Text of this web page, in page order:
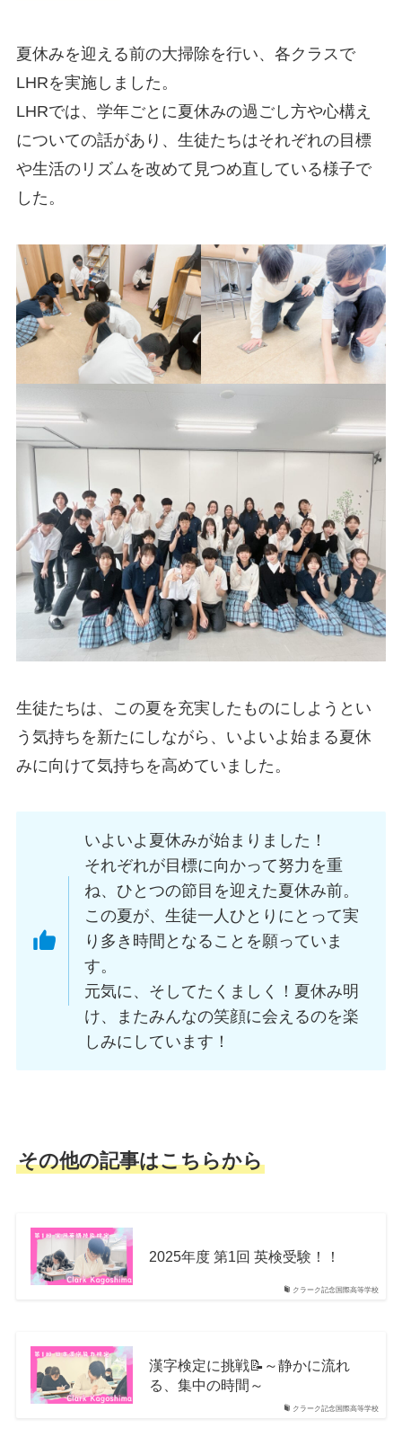
夏休みを迎える前の大掃除を行い、各クラスで
LHRを実施しました。
LHRでは、学年ごとに夏休みの過ごし方や心構え
についての話があり、生徒たちはそれぞれの目標
や生活のリズムを改めて見つめ直している様子で
した。
生徒たちは、この夏を充実したものにしようとい
う気持ちを新たにしながら、いよいよ始まる夏休
みに向けて気持ちを高めていました。
いよいよ夏休みが始まりました！
それぞれが目標に向かって努力を重
ね、ひとつの節目を迎えた夏休み前。
この夏が、生徒一人ひとりにとって実
り多き時間となることを願っていま
す。
元気に、そしてたくましく！夏休み明
け、またみんなの笑顔に会えるのを楽
しみにしています！
その他の記事はこちらから
クラーク記念国際高等学校
2025年度 第1回 英検受験！！
クラーク記念国際高等学校
漢字検定に挑戦📝～静かに流れ
る、集中の時間～